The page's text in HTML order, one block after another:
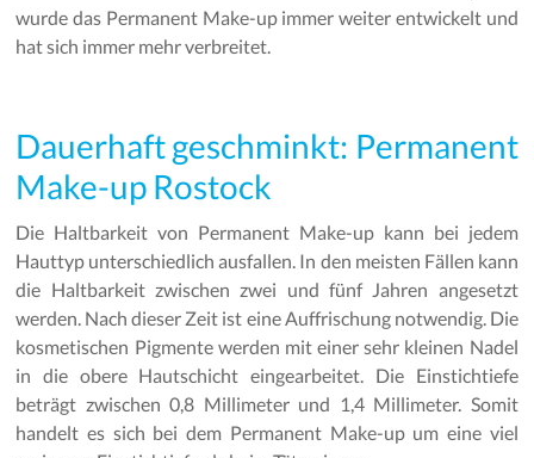
wurde das Permanent Make-up immer weiter entwickelt und
hat sich immer mehr verbreitet.
Dauerhaft geschminkt: Permanent
Make-up Rostock
Die Haltbarkeit von Permanent Make-up kann bei jedem
Hauttyp unterschiedlich ausfallen. In den meisten Fällen kann
die Haltbarkeit zwischen zwei und fünf Jahren angesetzt
werden. Nach dieser Zeit ist eine Auffrischung notwendig. Die
kosmetischen Pigmente werden mit einer sehr kleinen Nadel
in die obere Hautschicht eingearbeitet. Die Einstichtiefe
beträgt zwischen 0,8 Millimeter und 1,4 Millimeter. Somit
handelt es sich bei dem Permanent Make-up um eine viel